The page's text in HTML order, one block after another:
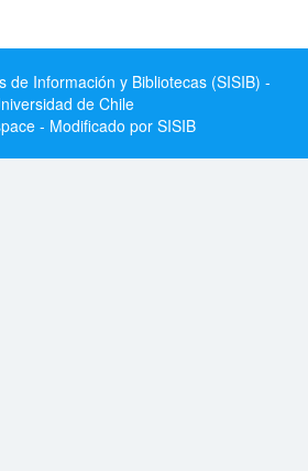
de Información y Bibliotecas (SISIB) -
de Chile
- Modificado por SISIB